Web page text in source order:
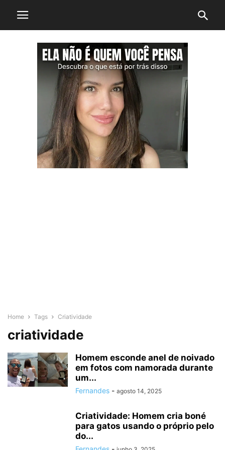
Home Tags Criatividade
criatividade
Homem esconde anel de noivado
em fotos com namorada durante
um...
Fernandes - agosto 14, 2025
Criatividade: Homem cria boné
para gatos usando o próprio pelo
do...